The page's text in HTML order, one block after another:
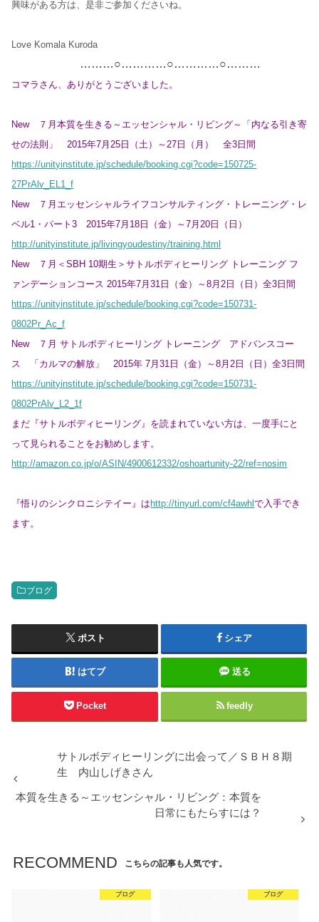
興味がある方は、是非ご参加くださいね。
Love Komala Kuroda
………○…………○…………○………
コマラさん、ありがとうございました。
New ７月本質を生きる～エッセンシャル・リビング～「内なる引き寄
せの法則」 2015年7月25日（土）～27日（月） 全3日間
https://unityinstitute.jp/schedule/booking.cgi?code=150725-
27PrAlv_EL1_f
New ７月エッセンシャルライフコンサルティング・トレーニング・レ
ベル1・パート3 2015年7月18日（金）～7月20日（日）
http://unityinstitute.jp/livingyoudestiny/training.html
New ７月＜SBH 10期生＞サトルボディヒーリング トレーニング フ
ァンデーションコース 2015年7月31日（金）～8月2日（日）全3日間
https://unityinstitute.jp/schedule/booking.cgi?code=150731-
0802Pr_Ac_f
New ７月 サトルボディヒーリング トレーニング アドバンスコー
ス 「カルマの解放」 2015年 7月31日（金）～8月2日（日）全3日間
https://unityinstitute.jp/schedule/booking.cgi?code=150731-
0802PrAlv_L2_1f
まだ『サトルボディヒーリング』を読まれていない方は、一度手にと
って見られることをお勧めします。
http://amazon.co.jp/o/ASIN/4900612332/oshoartunity-22/ref=nosim
『悟りのシンクロニシテイー』は http://tinyurl.com/cf4awhlで入手でき
ます。
ブログ
ポスト シェア
はてブ 送る
Pocket feedly
サトルボディヒーリングに出会って／ＳＢＨ８期
生 内山しげきさん
本質を生きる～エッセンシャル・リビング：本質を
日常にもたらすには？
RECOMMEND こちらの記事も人気です。
ブログ ブログ